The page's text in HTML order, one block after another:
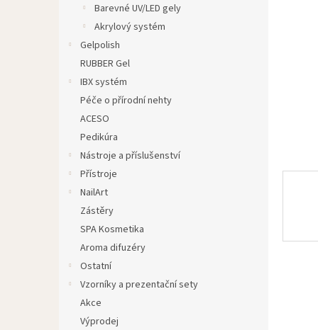
Barevné UV/LED gely
Akrylový systém
Gelpolish
RUBBER Gel
IBX systém
Péče o přírodní nehty
ACESO
Pedikúra
Nástroje a příslušenství
Přístroje
NailArt
Zástěry
SPA Kosmetika
Aroma difuzéry
Ostatní
Vzorníky a prezentační sety
Akce
Výprodej